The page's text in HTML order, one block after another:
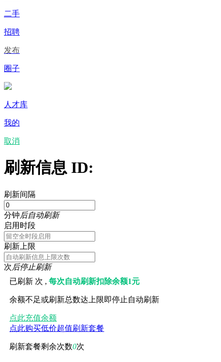
二手
招聘
发布
圈子
人才库
我的
取消
刷新信息 ID:
刷新间隔
分钟后自动刷新
启用时段
刷新上限
次后停止刷新
已刷新 次 ,每次自动刷新扣除余额1元
余额不足或刷新总数达上限即停止自动刷新
点此充值余额
点此购买低价超值刷新套餐
刷新套餐剩余次数0次